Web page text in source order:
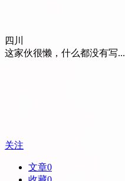
四川
这家伙很懒，什么都没有写...
关注
文章0